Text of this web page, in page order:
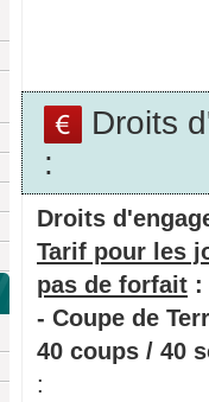
Droits
:
Droits
Tarif pour les
pas de forfait :
- Coupe de
40 coups / 40
: